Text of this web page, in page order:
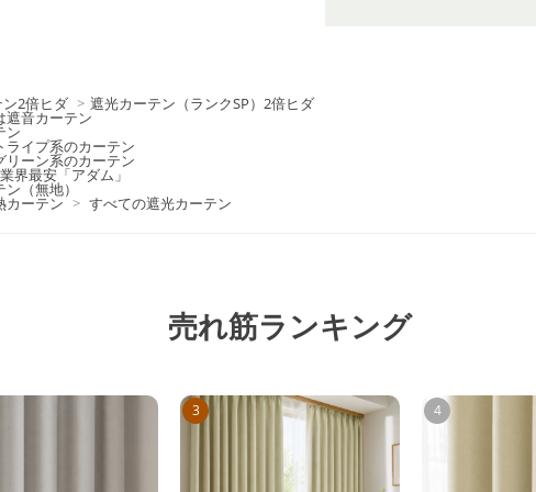
2倍ヒダ > 遮光カーテン（ランクSP）2倍ヒダ
遮音カーテン
ン
ライプ系のカーテン
リーン系のカーテン
界最安「アダム」
（無地）
カーテン > すべての遮光カーテン
売れ筋ランキング
3 4